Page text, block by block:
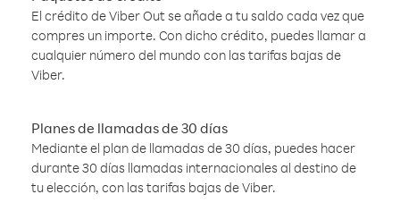
El crédito de Viber Out se añade a tu saldo cada vez que
compres un importe. Con dicho crédito, puedes llamar a
cualquier número del mundo con las tarifas bajas de
Viber.
Planes de llamadas de 30 días
Mediante el plan de llamadas de 30 días, puedes hacer
durante 30 días llamadas internacionales al destino de
tu elección, con las tarifas bajas de Viber.